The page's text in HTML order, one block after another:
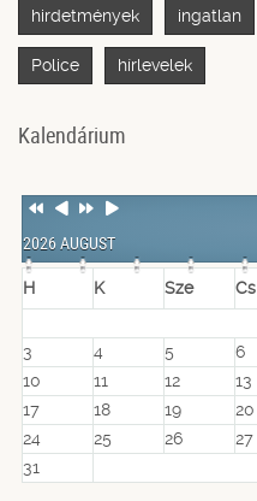
hirdetmények ingatlan
Police hírlevelek
Kalendárium
Previous
Previous
NextNext
2026 AUGUST
H K Sze Cs
3
4 5 6
10
11 12 13
17
18 19 20
24
25 26 27
31